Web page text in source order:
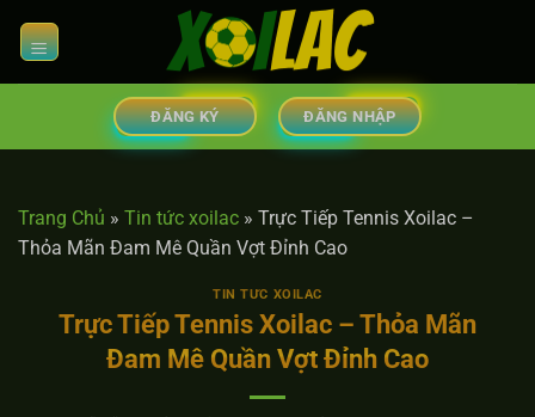
đến
ĐĂNG KÝ ĐĂNG NHẬP
Trang Chủ » Tin tức xoilac » Trực Tiếp Tennis Xoilac –
Thỏa Mãn Đam Mê Quần Vợt Đỉnh Cao
TIN TỨC XOILAC
Trực Tiếp Tennis Xoilac – Thỏa Mãn
Đam Mê Quần Vợt Đỉnh Cao